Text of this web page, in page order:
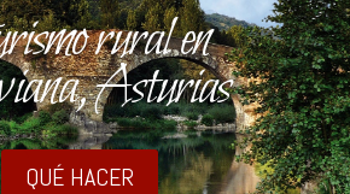
rural en
Asturias
QUÉ HACER